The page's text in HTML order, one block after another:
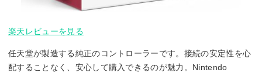
楽天レビューを見る
任天堂が製造する純正のコントローラーです。接続の安定性を心
配することなく、安心して購入できるのが魅力。Nintendo